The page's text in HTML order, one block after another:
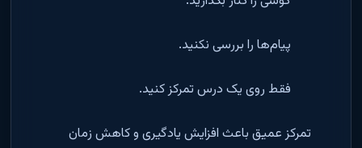
پیام‌ها را بررسی نکنید.
فقط روی یک درس تمرکز کنید.
تمرکز عمیق باعث افزایش یادگیری و کاهش زمان